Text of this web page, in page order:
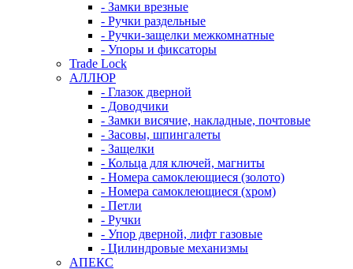
- Замки врезные
- Ручки раздельные
- Ручки-защелки межкомнатные
- Упоры и фиксаторы
Trade Lock
АЛЛЮР
- Глазок дверной
- Доводчики
- Замки висячие, накладные, почтовые
- Засовы, шпингалеты
- Защелки
- Кольца для ключей, магниты
- Номера самоклеющиеся (золото)
- Номера самоклеющиеся (хром)
- Петли
- Ручки
- Упор дверной, лифт газовые
- Цилиндровые механизмы
АПЕКС